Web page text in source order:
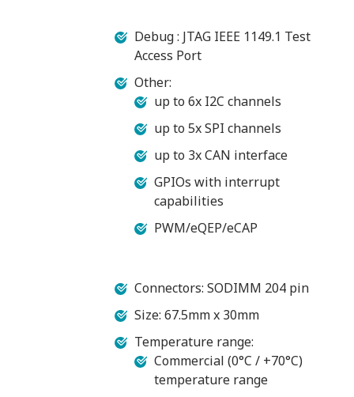
Debug : JTAG IEEE 1149.1 Test
Access Port
Other:
up to 6x I2C channels
up to 5x SPI channels
up to 3x CAN interface
GPIOs with interrupt
capabilities
PWM/eQEP/eCAP
Connectors: SODIMM 204 pin
Size: 67.5mm x 30mm
Temperature range:
Commercial (0°C / +70°C)
temperature range